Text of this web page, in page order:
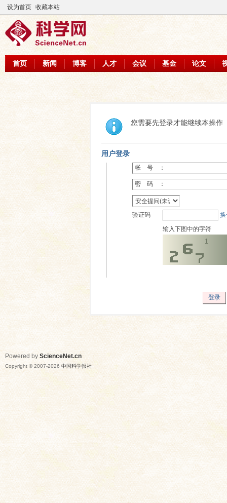
设为首页 收藏本站
首页 新闻 博客 人才 会议 基金 论文
您需要先登录才能继续本操作
用户登录
帐 号 ：
密 码 ：
验证码
输入下图中的字符
登录
Powered by ScienceNet.cn
Copyright © 2007-2026 中国科学报社